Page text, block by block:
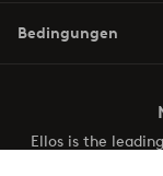
Bedingungen
Ellos is the